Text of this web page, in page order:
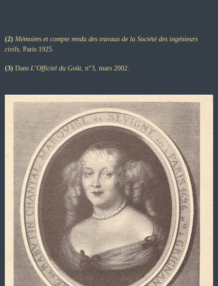
(2) Mémoires et compte rendu des travaux de la Société des ingénieurs
civils, Paris 1925.
(3) Dans L’Officiel du Goût , n°3, mars 2002.